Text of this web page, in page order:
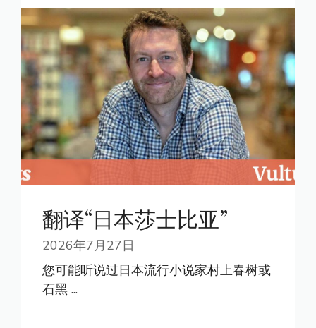
翻译“日本莎士比亚”
2026年7月27日
您可能听说过日本流行小说家村上春树或
石黑 ...